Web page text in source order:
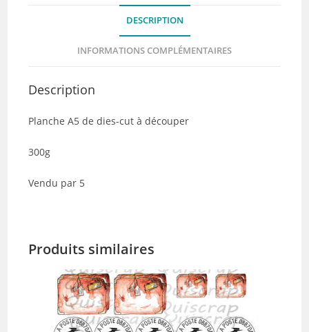
-
de
DESCRIPTION
INFORMATIONS COMPLÉMENTAIRES
Description
Planche A5 de dies-cut à découper
300g
Vendu par 5
Produits similaires